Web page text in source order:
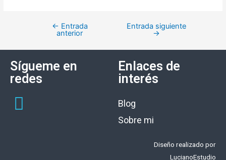
← Entrada
anterior
Entrada siguiente
→
Sígueme en
redes
Enlaces de
interés
Blog
Sobre mi
Diseño realizado por
LucianoEstudio